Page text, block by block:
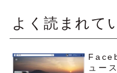
よく読まれて
ュー